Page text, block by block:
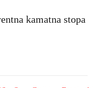
kamatna stopa